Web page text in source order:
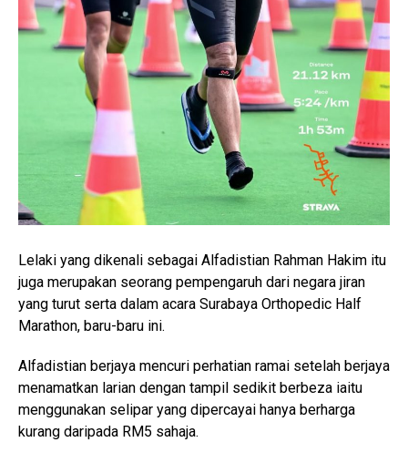
Lelaki yang dikenali sebagai Alfadistian Rahman Hakim itu
juga merupakan seorang pempengaruh dari negara jiran
yang turut serta dalam acara Surabaya Orthopedic Half
Marathon, baru-baru ini.
Alfadistian berjaya mencuri perhatian ramai setelah berjaya
menamatkan larian dengan tampil sedikit berbeza iaitu
menggunakan selipar yang dipercayai hanya berharga
kurang daripada RM5 sahaja.